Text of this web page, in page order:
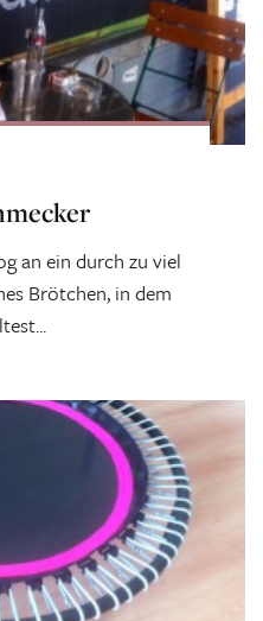
an ein durch zu viel
Brötchen, in dem